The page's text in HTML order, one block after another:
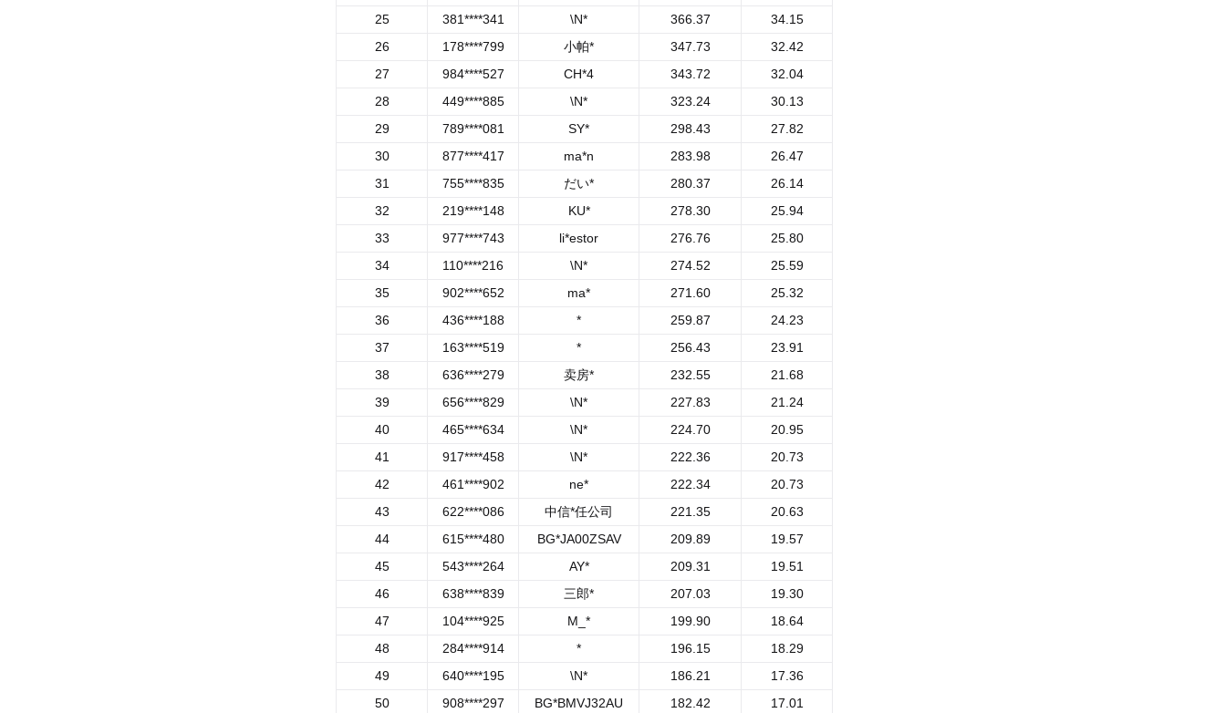
25
381****341 \N* 366.37
34.15
26
178****799 小帕* 347.73
32.42
27
984****527 CH*4 343.72
32.04
28
449****885 \N* 323.24
30.13
29
789****081 SY* 298.43
27.82
30
877****417 ma*n 283.98
26.47
31
755****835 だい* 280.37
26.14
32
219****148 KU* 278.30
25.94
33
977****743 li*estor 276.76
25.80
34
110****216 \N* 274.52
25.59
35
902****652 ma* 271.60
25.32
36
436****188 * 259.87
24.23
37
163****519 * 256.43
23.91
38
636****279 卖房* 232.55
21.68
39
656****829 \N* 227.83
21.24
40
465****634 \N* 224.70
20.95
41
917****458 \N* 222.36
20.73
42
461****902 ne* 222.34
20.73
43
622****086 中信*任公司 221.35
20.63
44
615****480 BG*JA00ZSAV 209.89
19.57
45
543****264 AY* 209.31
19.51
46
638****839 三郎* 207.03
19.30
47
104****925 M_* 199.90
18.64
48
284****914 * 196.15
18.29
49
640****195 \N* 186.21
17.36
50
908****297 BG*BMVJ32AU 182.42
17.01